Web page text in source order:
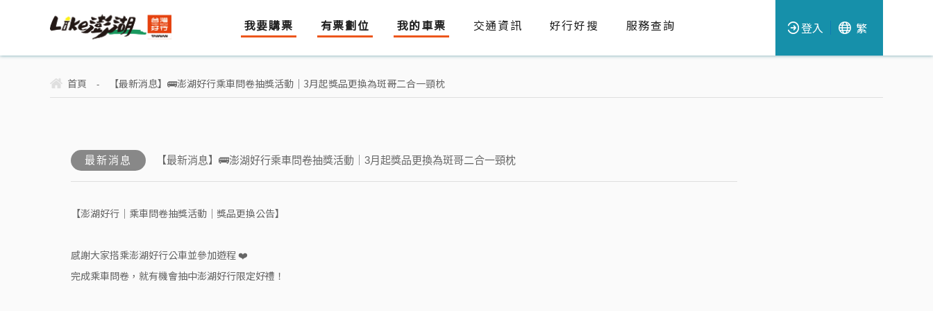
我要購票 有票劃位 我的車票 交通資訊 好行好搜 服務查詢 登入 繁
首頁 - 【最新消息】🚌澎湖好行乘車問卷抽獎活動｜3月起獎品更換為斑哥二合一頸枕
最新消息 【最新消息】🚌澎湖好行乘車問卷抽獎活動｜3月起獎品更換為斑哥二合一頸枕
【澎湖好行｜乘車問卷抽獎活動｜獎品更換公告】
感謝大家搭乘澎湖好行公車並參加遊程 ❤️
完成乘車問卷，就有機會抽中澎湖好行限定好禮！